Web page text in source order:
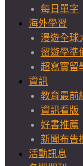
每日單字
海外學習
漫遊全球
留遊學準
超寫實留
資訊
教育最前
資訊看版
好書推薦
新聞布告
活動訊息